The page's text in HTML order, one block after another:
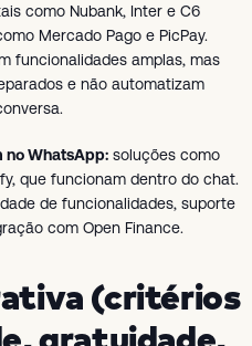
como Nubank, Inter e C6
Mercado Pago e PicPay.
funcionalidades amplas, mas
e não automatizam
no WhatsApp: soluções como
que funcionam dentro do chat.
de funcionalidades, suporte
com Open Finance.
(critérios